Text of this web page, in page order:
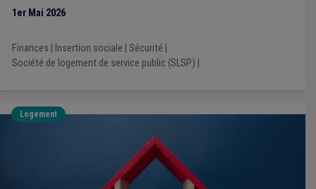
1er Mai 2026
Finances Insertion sociale Sécurité
Société de logement de service public (SLSP)
Logement